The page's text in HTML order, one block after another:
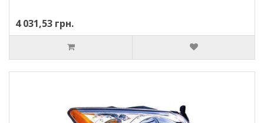
4 031,53 грн.